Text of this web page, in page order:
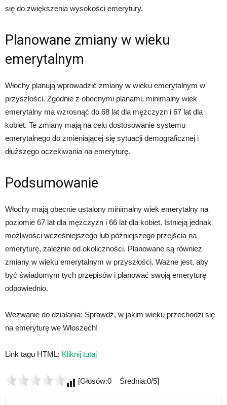
się do zwiększenia wysokości emerytury.
Planowane zmiany w wieku
emerytalnym
Włochy planują wprowadzić zmiany w wieku emerytalnym w
przyszłości. Zgodnie z obecnymi planami, minimalny wiek
emerytalny ma wzrosnąć do 68 lat dla mężczyzn i 67 lat dla
kobiet. Te zmiany mają na celu dostosowanie systemu
emerytalnego do zmieniającej się sytuacji demograficznej i
dłuższego oczekiwania na emeryturę.
Podsumowanie
Włochy mają obecnie ustalony minimalny wiek emerytalny na
poziomie 67 lat dla mężczyzn i 66 lat dla kobiet. Istnieją jednak
możliwości wcześniejszego lub późniejszego przejścia na
emeryturę, zależnie od okoliczności. Planowane są również
zmiany w wieku emerytalnym w przyszłości. Ważne jest, aby
być świadomym tych przepisów i planować swoją emeryturę
odpowiednio.
Wezwanie do działania: Sprawdź, w jakim wieku przechodzi się
na emeryturę we Włoszech!
Link tagu HTML: Kliknij tutaj
[Głosów:0 Średnia:0/5]